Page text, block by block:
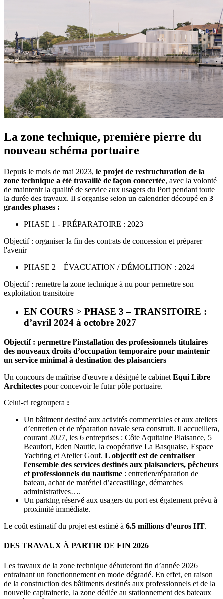
La zone technique, première pierre du
nouveau schéma portuaire
Depuis le mois de mai 2023, le projet de restructuration de la
zone technique a été travaillé de façon concertée, avec la volonté
de maintenir la qualité de service aux usagers du Port pendant toute
la durée des travaux. Il s'organise selon un calendrier découpé en 3
grandes phases :
PHASE 1 - PRÉPARATOIRE : 2023
Objectif : organiser la fin des contrats de concession et préparer
l'avenir
PHASE 2 – ÉVACUATION / DÉMOLITION : 2024
Objectif : remettre la zone technique à nu pour permettre son
exploitation transitoire
EN COURS > PHASE 3 – TRANSITOIRE :
d’avril 2024 à octobre 2027
Objectif : permettre l’installation des professionnels titulaires
des nouveaux droits d’occupation temporaire pour maintenir
un service minimal à destination des plaisanciers
Un concours de maîtrise d'œuvre a désigné le cabinet Equi Libre
Architectes pour concevoir le futur pôle portuaire.
Celui-ci regroupera :
Un bâtiment destiné aux activités commerciales et aux ateliers
d’entretien et de réparation navale sera construit. Il accueillera,
courant 2027, les 6 entreprises : Côte Aquitaine Plaisance, 5
Beaufort, Eden Nautic, la coopérative La Basquaise, Espace
Yachting et Atelier Gouf. L'objectif est de centraliser
l'ensemble des services destinés aux plaisanciers, pêcheurs
et professionnels du nautisme : entretien/réparation de
bateau, achat de matériel d’accastillage, démarches
administratives….
Un parking réservé aux usagers du port est également prévu à
proximité immédiate.
Le coût estimatif du projet est estimé à 6.5 millions d’euros HT.
DES TRAVAUX À PARTIR DE FIN 2026
Les travaux de la zone technique débuteront fin d’année 2026
entrainant un fonctionnement en mode dégradé. En effet, en raison
de la construction des bâtiments destinés aux professionnels et de la
nouvelle capitainerie, la zone dédiée au stationnement des bateaux